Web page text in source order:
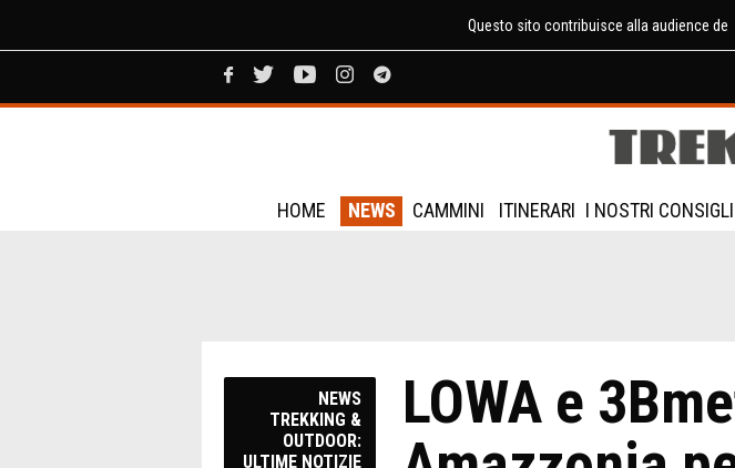
Questo sito contribuisce alla audience de
HOME NEWS CAMMINI ITINERARI I NOSTRI CONSIGLI
NEWS
TREKKING &
OUTDOOR:
ULTIME NOTIZIE
LOWA e